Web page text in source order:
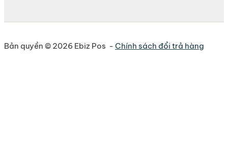
Bản quyền © 2026 Ebiz Pos - Chính sách đổi trả hàng